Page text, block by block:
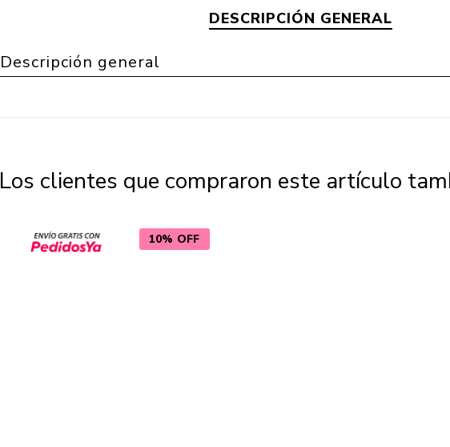
DESCRIPCIÓN GENERAL
Descripción general
Los clientes que compraron este artículo
10% OFF